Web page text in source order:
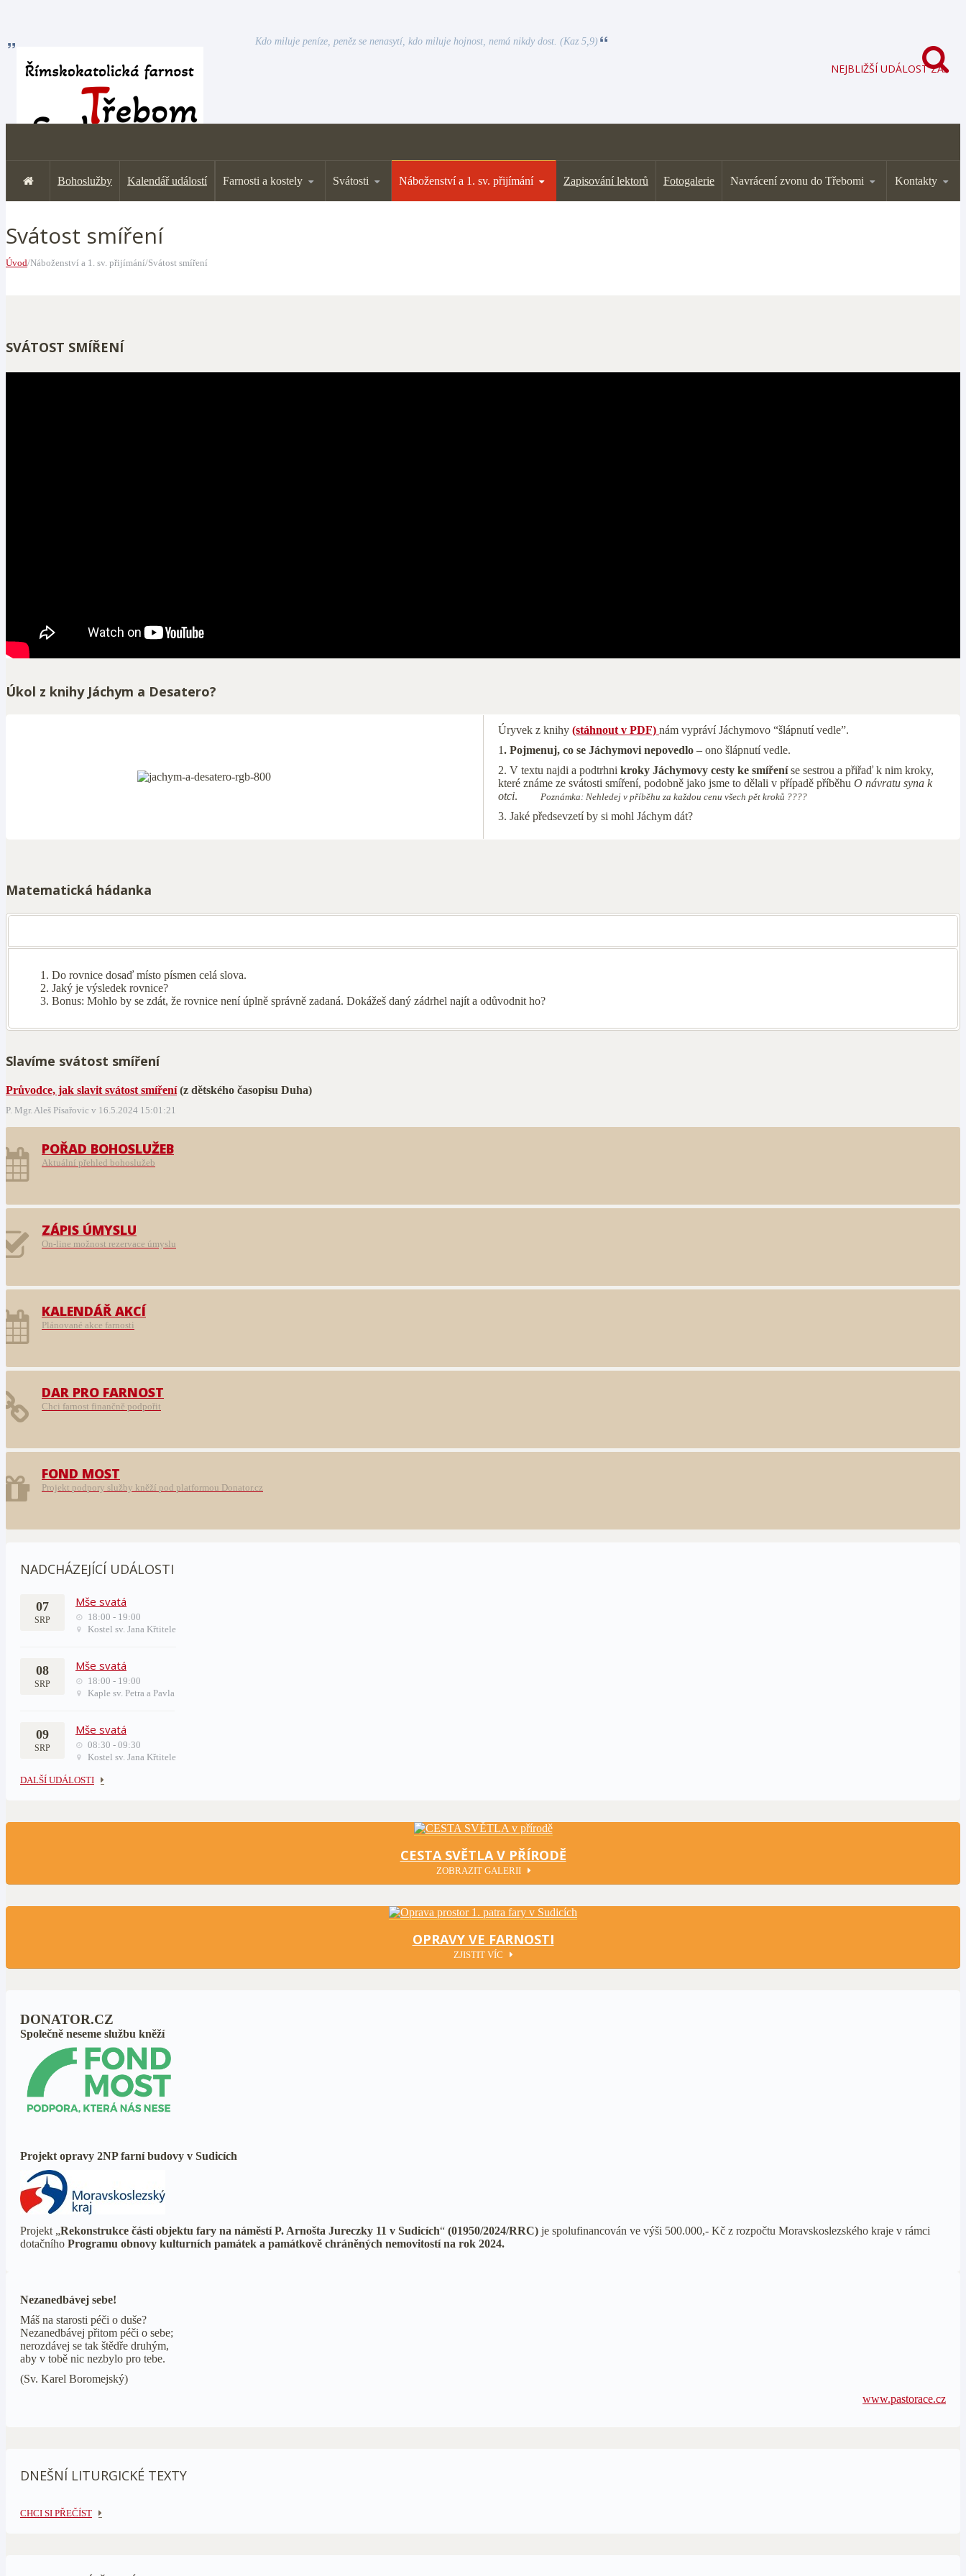
Kdo miluje peníze, peněz se nenasytí, kdo miluje hojnost, nemá nikdy dost. (Kaz 5,9)
NEJBLIŽŠÍ UDÁLOST ZA:
Bohoslužby Kalendář událostí Farnosti a kostely Svátosti Náboženství a 1. sv. přijímání Zapisování lektorů Fotogalerie Navrácení zvonu do Třebomi Kontakty
Svátost smíření
Úvod/Náboženství a 1. sv. přijímání/Svátost smíření
SVÁTOST SMÍŘENÍ
Úkol z knihy Jáchym a Desatero?
Úryvek z knihy (stáhnout v PDF) nám vypráví Jáchymovo “šlápnutí vedle”.
1. Pojmenuj, co se Jáchymovi nepovedlo – ono šlápnutí vedle.
2. V textu najdi a podtrhni kroky Jáchymovy cesty ke smířeníse sestrou a přiřaď k nim kroky,
které známe ze svátosti smíření, podobně jako jsme to dělali v případě příběhu O návratu syna k
otci. Poznámka: Nehledej v příběhu za každou cenu všech pět kroků ????
3. Jaké předsevzetí by si mohl Jáchym dát?
Matematická hádanka
Do rovnice dosaď místo písmen celá slova.
Jaký je výsledek rovnice?
Bonus: Mohlo by se zdát, že rovnice není úplně správně zadaná. Dokážeš daný zádrhel najít a odůvodnit ho?
Slavíme svátost smíření
Průvodce, jak slavit svátost smíření(z dětského časopisu Duha)
P. Mgr. Aleš Písařovic v 16.5.2024 15:01:21
POŘAD BOHOSLUŽEB
Aktuální přehled bohoslužeb
ZÁPIS ÚMYSLU
On-line možnost rezervace úmyslu
KALENDÁŘ AKCÍ
Plánované akce farnosti
DAR PRO FARNOST
Chci farnost finančně podpořit
FOND MOST
Projekt podpory služby kněží pod platformou Donator.cz
NADCHÁZEJÍCÍ UDÁLOSTI
07
SRP
Mše svatá
18:00 - 19:00
Kostel sv. Jana Křtitele
08
SRP
Mše svatá
18:00 - 19:00
Kaple sv. Petra a Pavla
09
SRP
Mše svatá
08:30 - 09:30
Kostel sv. Jana Křtitele
DALŠÍ UDÁLOSTI
CESTA SVĚTLA V PŘÍRODĚ
ZOBRAZIT GALERII
OPRAVY VE FARNOSTI
ZJISTIT VÍC
DONATOR.CZ
Společně neseme službu kněží
Projekt opravy 2NP farní budovy v Sudicích
Projekt „Rekonstrukce části objektu fary na náměstí P. Arnošta Jureczky 11 v Sudicích“ (01950/2024/RRC) je spolufinancován ve výši 500.000,- Kč z rozpočtu Moravskoslezského kraje v rámci
dotačního Programu obnovy kulturních památek a památkově chráněných nemovitostí na rok 2024.
Nezanedbávej sebe!
Máš na starosti péči o duše?
Nezanedbávej přitom péči o sebe;
nerozdávej se tak štědře druhým,
aby v tobě nic nezbylo pro tebe.
(Sv. Karel Boromejský)
www.pastorace.cz
DNEŠNÍ LITURGICKÉ TEXTY
CHCI SI PŘEČÍST